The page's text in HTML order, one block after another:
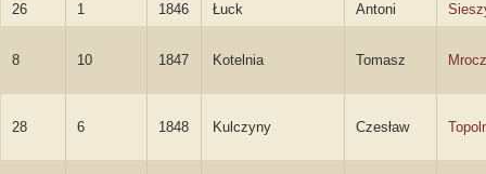
26 1 1846 Łuck Antoni
8 10 1847 Kotelnia Tomasz
28 6 1848 Kulczyny Czesław